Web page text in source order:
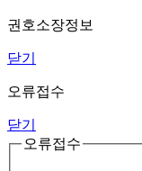
권호소장정보
닫기
오류접수
닫기
오류접수